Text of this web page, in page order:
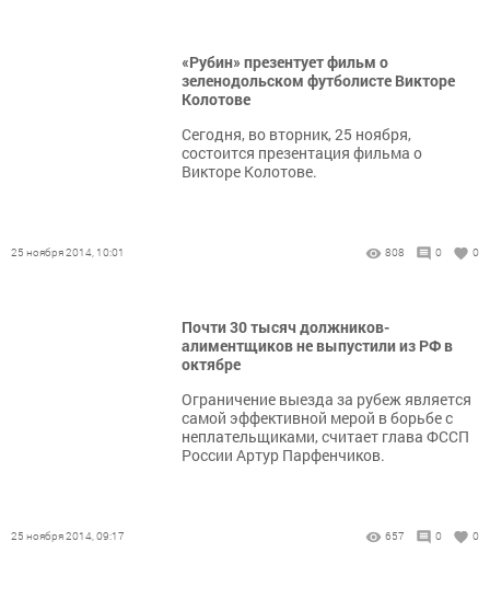
«Рубин» презентует фильм о
зеленодольском футболисте Викторе
Колотове
Сегодня, во вторник, 25 ноября,
состоится презентация фильма о
Викторе Колотове.
25 ноября 2014, 10:01 808 0 0
Почти 30 тысяч должников-
алиментщиков не выпустили из РФ в
октябре
Ограничение выезда за рубеж является
самой эффективной мерой в борьбе с
неплательщиками, считает глава ФССП
России Артур Парфенчиков.
25 ноября 2014, 09:17 657 0 0